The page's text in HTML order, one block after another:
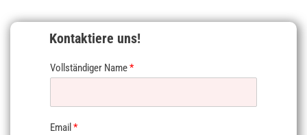
Kontaktiere uns!
Vollständiger Name*
Email *